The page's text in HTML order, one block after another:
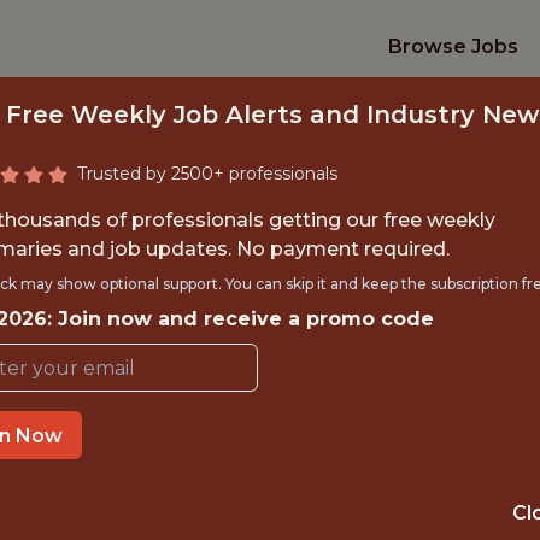
Browse Jobs
ENGINEER -
Winamax
Free Weekly Job Alerts and Industry
Trusted by 2500+ professionals
of professionals getting our free weekly
and job updates. No payment required.
may show optional support. You can skip it and keep the subscription
Join now and receive a promo code
Now